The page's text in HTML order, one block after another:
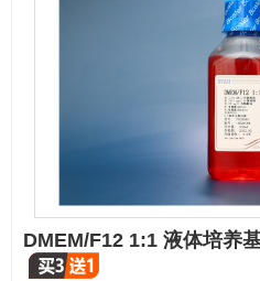
DMEM/F12 1:1 液体培养